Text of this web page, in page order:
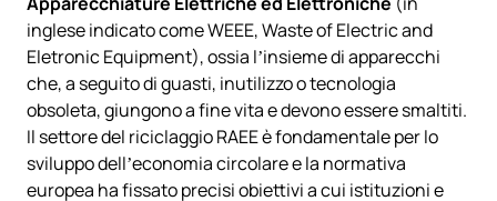
inglese indicato come WEEE, Waste of Electric and
Eletronic Equipment), ossia l’insieme di apparecchi
che, a seguito di guasti, inutilizzo o tecnologia
obsoleta, giungono a fine vita e devono essere smaltiti.
Il settore del riciclaggio RAEE è fondamentale per lo
sviluppo dell’economia circolare e la normativa
europea ha fissato precisi obiettivi a cui istituzioni e